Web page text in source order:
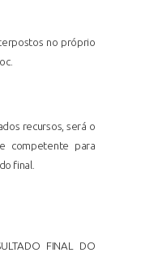
no próprio
recursos, será o
competente para
final.
FINAL DO